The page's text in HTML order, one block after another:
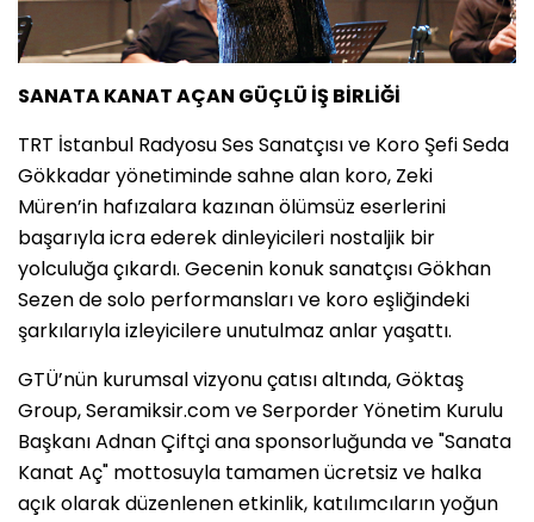
SANATA KANAT AÇAN GÜÇLÜ İŞ BİRLİĞİ
TRT İstanbul Radyosu Ses Sanatçısı ve Koro Şefi Seda
Gökkadar yönetiminde sahne alan koro, Zeki
Müren’in hafızalara kazınan ölümsüz eserlerini
başarıyla icra ederek dinleyicileri nostaljik bir
yolculuğa çıkardı. Gecenin konuk sanatçısı Gökhan
Sezen de solo performansları ve koro eşliğindeki
şarkılarıyla izleyicilere unutulmaz anlar yaşattı.
GTÜ’nün kurumsal vizyonu çatısı altında, Göktaş
Group, Seramiksir.com ve Serporder Yönetim Kurulu
Başkanı Adnan Çiftçi ana sponsorluğunda ve "Sanata
Kanat Aç" mottosuyla tamamen ücretsiz ve halka
açık olarak düzenlenen etkinlik, katılımcıların yoğun